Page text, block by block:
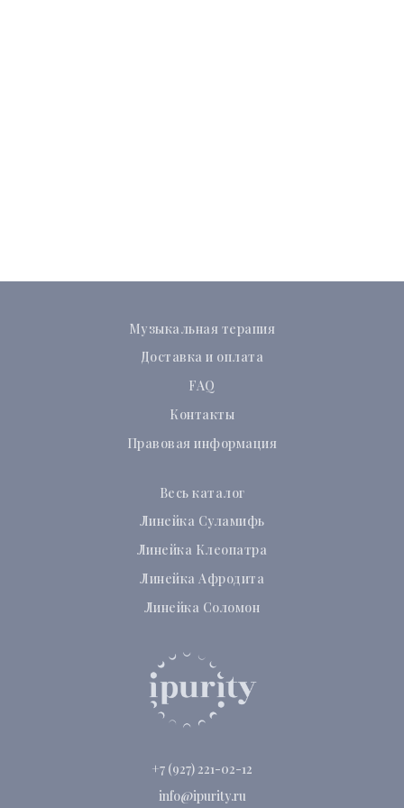
Линейка Суламифь
Линейка Клеопатра
Линейка Афродита
Линейка Соломон
Контакты
Музыкальная терапия
Доставка и оплата
FAQ
+7 (927) 221-02-12
Весь каталог
Правовая информация
info@ipurity.ru